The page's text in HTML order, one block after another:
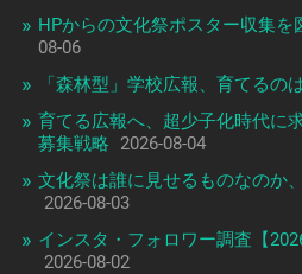
HPからの文化祭ポスター収集を
08-06
「森林型」学校広報、育てるの
育てる広報へ、超少子化時代に
募集戦略
2026-08-04
文化祭は誰に見せるものなのか
2026-08-03
インスタ・フォロワー調査【
2026-08-02